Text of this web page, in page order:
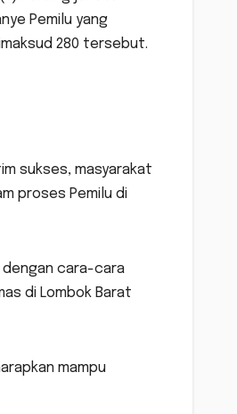
Pemilu yang
280 tersebut.
sukses, masyarakat
proses Pemilu di
dengan cara-cara
di Lombok Barat
mampu